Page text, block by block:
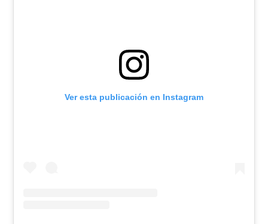
Ver esta publicación en Instagram